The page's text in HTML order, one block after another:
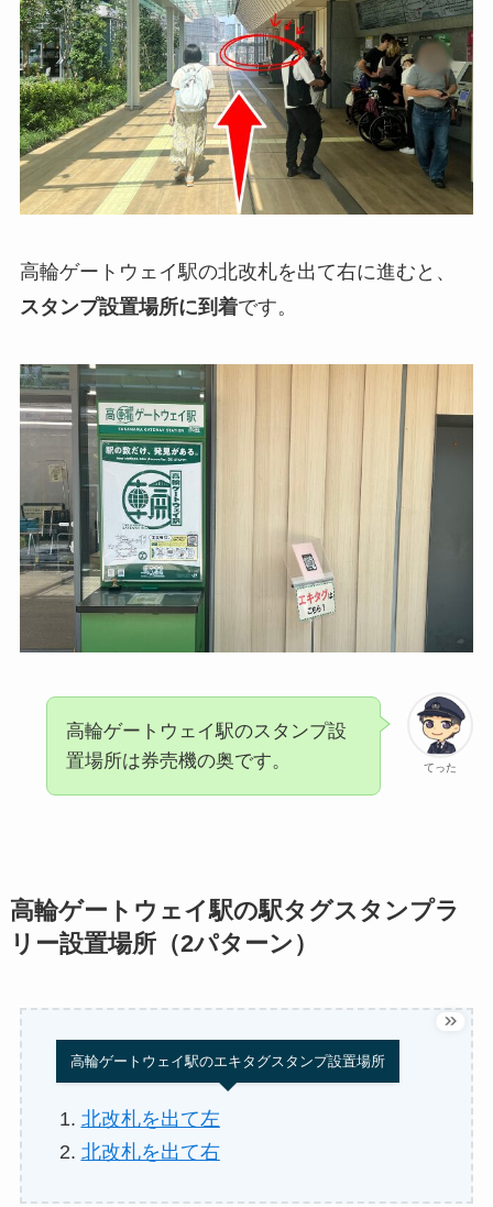
高輪ゲートウェイ駅の北改札を出て右に進むと、
スタンプ設置場所に到着です。
てった
高輪ゲートウェイ駅のスタンプ設
置場所は券売機の奥です。
高輪ゲートウェイ駅の駅タグスタンプラ
リー設置場所（2パターン）
高輪ゲートウェイ駅のエキタグスタンプ設置場所
北改札を出て左
北改札を出て右